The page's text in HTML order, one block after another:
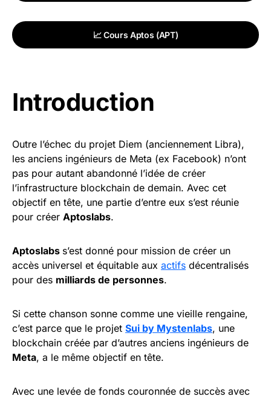
📈 Cours Aptos (APT)
Introduction
Outre l’échec du projet Diem (anciennement Libra),
les anciens ingénieurs de Meta (ex Facebook) n’ont
pas pour autant abandonné l’idée de créer
l’infrastructure blockchain de demain. Avec cet
objectif en tête, une partie d’entre eux s’est réunie
pour créer Aptoslabs.
Aptoslabs s’est donné pour mission de créer un
accès universel et équitable aux actifs décentralisés
pour des milliards de personnes.
Si cette chanson sonne comme une vieille rengaine,
c’est parce que le projet Sui by Mystenlabs, une
blockchain créée par d’autres anciens ingénieurs de
Meta, a le même objectif en tête.
Avec une levée de fonds couronnée de succès avec